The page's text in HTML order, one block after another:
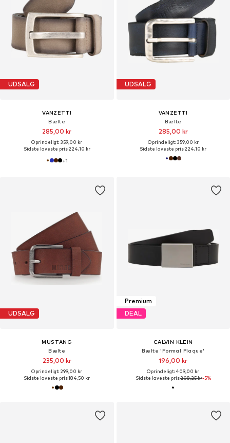
UDSALG
VANZETTI
Bælte
285,00 kr
Oprindeligt: 359,00 kr
Sidste laveste pris:224,10 kr
+1
UDSALG
VANZETTI
Bælte
285,00 kr
Oprindeligt: 359,00 kr
Sidste laveste pris:224,10 kr
UDSALG
MUSTANG
Bælte
235,00 kr
Oprindeligt: 299,00 kr
Sidste laveste pris:184,50 kr
Premium
DEAL
CALVIN KLEIN
Bælte 'Formal Plaque'
196,00 kr
Oprindeligt: 409,00 kr
Sidste laveste pris:208,25 kr-5%